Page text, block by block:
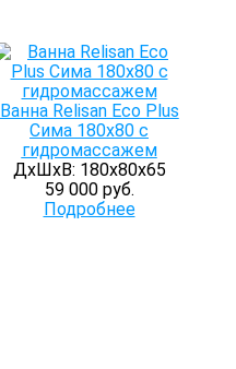
Ванна Relisan Eco Plus
Сима 180х80 с
гидромассажем
ДхШхВ: 180х80х65
59 000 руб.
Подробнее